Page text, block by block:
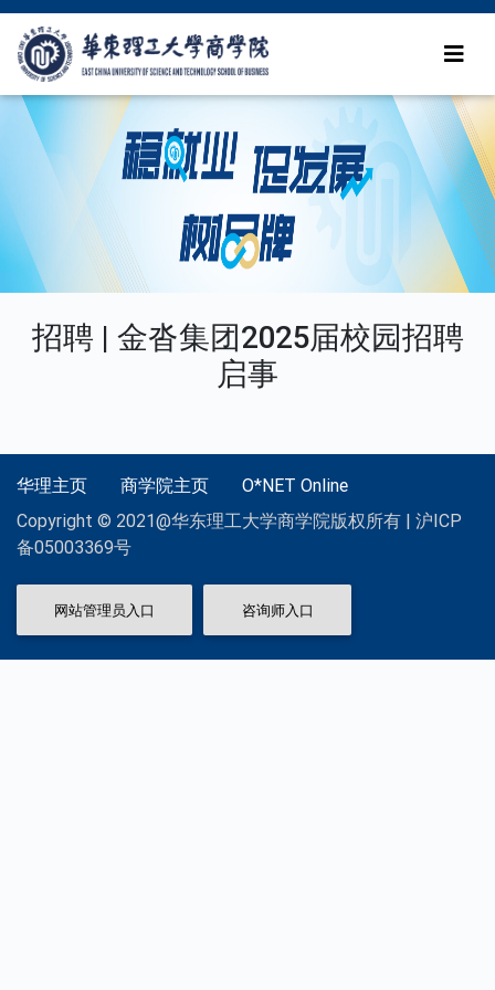
招聘 | 金沓集团2025届校园招聘
启事
华理主页 商学院主页
O*NET Online
Copyright © 2021@华东理工大学商学院版权所有 | 沪ICP
备05003369号
网站管理员入口 咨询师入口